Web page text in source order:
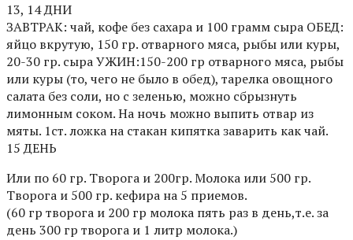
13, 14 ДНИ
ЗАВТРАК: чай, кофе без сахара и 100 грамм сыра ОБЕД:
яйцо вкрутую, 150 гр. отварного мяса, рыбы или куры,
20-30 гр. сыра УЖИН:150-200 гр отварного мяса, рыбы
или куры (то, чего не было в обед), тарелка овощного
салата без соли, но с зеленью, можно сбрызнуть
лимонным соком. На ночь можно выпить отвар из
мяты. 1ст. ложка на стакан кипятка заварить как чай.
15 ДЕНЬ
Или по 60 гр. Творога и 200гр. Молока или 500 гр.
Творога и 500 гр. кефира на 5 приемов.
(60 гр творога и 200 гр молока пять раз в день,т.е. за
день 300 гр творога и 1 литр молока.)